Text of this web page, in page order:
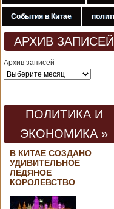
События в Китае
АРХИВ ЗАПИСЕЙ
Архив записей
ПОЛИТИКА И
ЭКОНОМИКА »
В КИТАЕ СОЗДАНО
УДИВИТЕЛЬНОЕ
ЛЕДЯНОЕ
КОРОЛЕВСТВО